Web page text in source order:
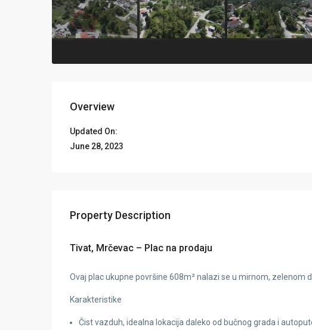
Overview
Updated On:
June 28, 2023
Property Description
Tivat, Mrčevac – Plac na prodaju
Ovaj plac ukupne površine 608m² nalazi se u mirnom, zelenom
Karakteristike
Čist vazduh, idealna lokacija daleko od bučnog grada i